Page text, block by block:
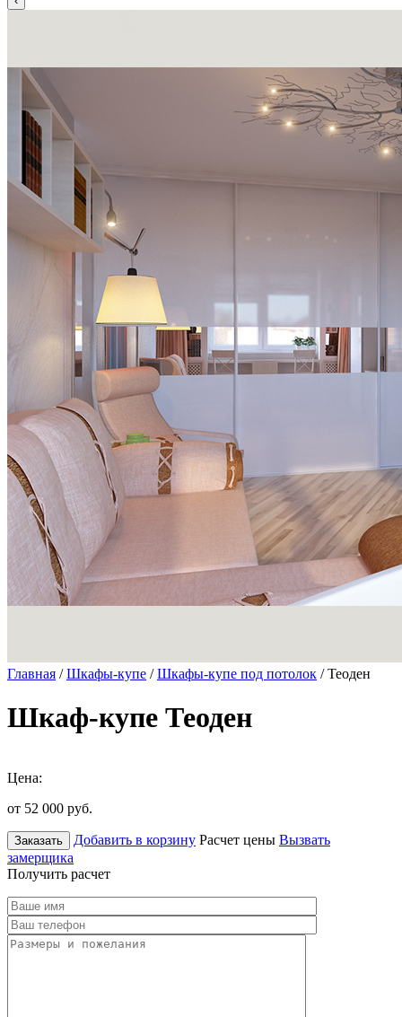
Главная /Шкафы-купе /Шкафы-купе под потолок / Теоден
Шкаф-купе Теоден
Цена:
от 52 000 руб.
Заказать Добавить в корзину Расчет цены Вызвать
замерщика
Получить расчет